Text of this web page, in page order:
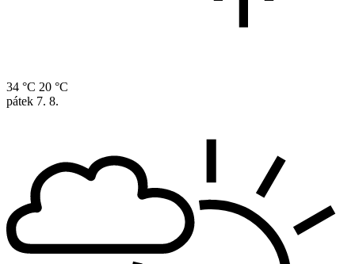
34 °C 20 °C
pátek 7. 8.